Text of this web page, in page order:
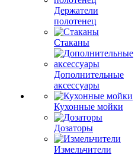
Держатели
полотенец
Стаканы
Дополнительные
аксессуары
Кухонные мойки
Дозаторы
Измельчители